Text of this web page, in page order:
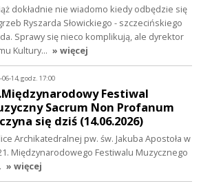
dokładnie nie wiadomo kiedy odbędzie się
Ryszarda Słowickiego - szczecińskiego
Sprawy się nieco komplikują, ale dyrektor
Kultury… » więcej
06-14, godz. 17:00
Festiwal
Sacrum Non Profanum
się dziś (14.06.2026)
Archikatedralnej pw. św. Jakuba Apostoła w
Międzynarodowego Festiwalu Muzycznego
» więcej